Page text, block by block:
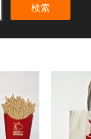
検索